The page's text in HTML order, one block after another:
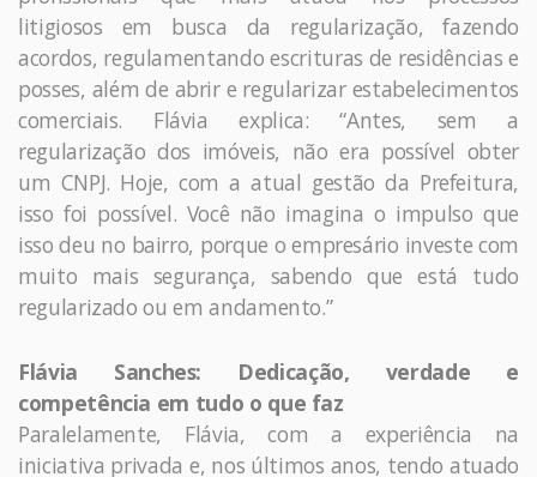
litigiosos em busca da regularização, fazendo
acordos, regulamentando escrituras de residências e
posses, além de abrir e regularizar estabelecimentos
comerciais. Flávia explica: “Antes, sem a
regularização dos imóveis, não era possível obter
um CNPJ. Hoje, com a atual gestão da Prefeitura,
isso foi possível. Você não imagina o impulso que
isso deu no bairro, porque o empresário investe com
muito mais segurança, sabendo que está tudo
regularizado ou em andamento.”
Flávia Sanches: Dedicação, verdade e
competência em tudo o que faz
Paralelamente, Flávia, com a experiência na
iniciativa privada e, nos últimos anos, tendo atuado